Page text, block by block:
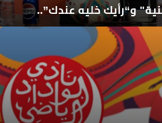
و“رأيك خليه عندك”..